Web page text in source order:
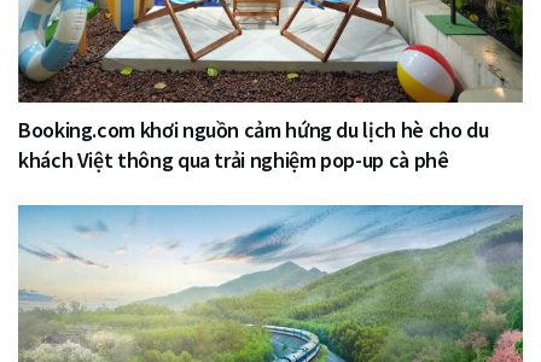
Booking.com khơi nguồn cảm hứng du lịch hè cho du
khách Việt thông qua trải nghiệm pop-up cà phê